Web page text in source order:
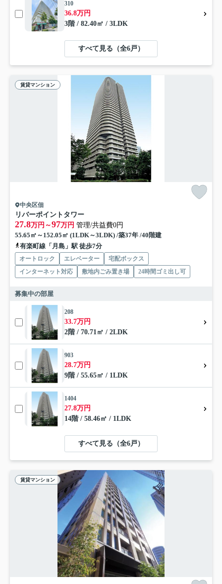
310
36.8万円
3階 / 82.40㎡ / 3LDK
すべて見る（全6戸）
賃貸マンション
中央区佃
リバーポイントタワー
27.8万円～97万円 管理/共益費0円
55.65㎡～152.05㎡ (1LDK～3LDK) /築37年 /40階建
有楽町線「月島」駅 徒歩7分
オートロック エレベーター
宅配ボックス
インターネット対応
敷地内ごみ置き場 24時間ゴミ出し可
募集中の部屋
208
33.7万円
2階 / 70.71㎡ / 2LDK
903
28.7万円
9階 / 55.65㎡ / 1LDK
1404
27.8万円
14階 / 58.46㎡ / 1LDK
すべて見る（全6戸）
賃貸マンション